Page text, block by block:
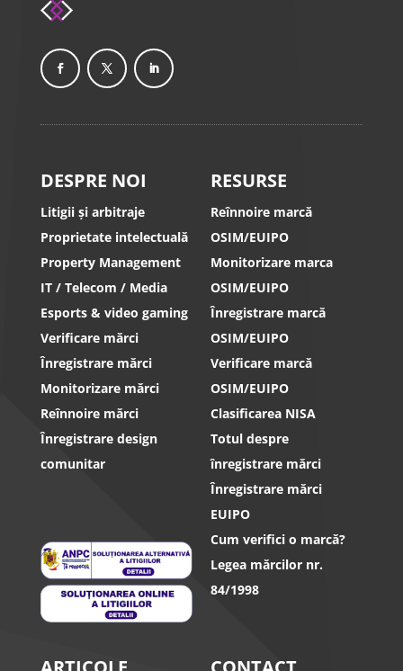
DESPRE NOI
Litigii și arbitraje
Proprietate intelectuală
Property Management
IT / Telecom / Media
Esports & video gaming
Verificare mărci
Înregistrare mărci
Monitorizare mărci
Reînnoire mărci
Înregistrare design
comunitar
RESURSE
Reînnoire marcă
OSIM/EUIPO
Monitorizare marca
OSIM/EUIPO
Înregistrare marcă
OSIM/EUIPO
Verificare marcă
OSIM/EUIPO
Clasificarea NISA
Totul despre
înregistrare mărci
Înregistrare mărci
EUIPO
Cum verifici o marcă?
Legea mărcilor nr.
84/1998